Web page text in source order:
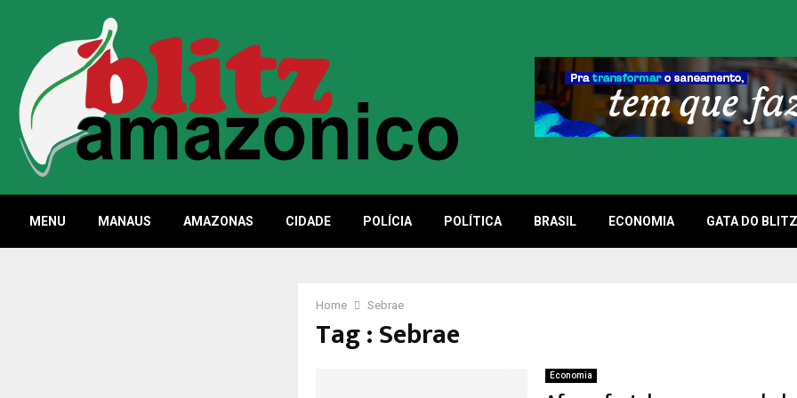
MENU MANAUS AMAZONAS CIDADE POLÍCIA POLÍTICA BRASIL ECONOMIA GATA DO BLITZ
Home Sebrae
Tag : Sebrae
Economia